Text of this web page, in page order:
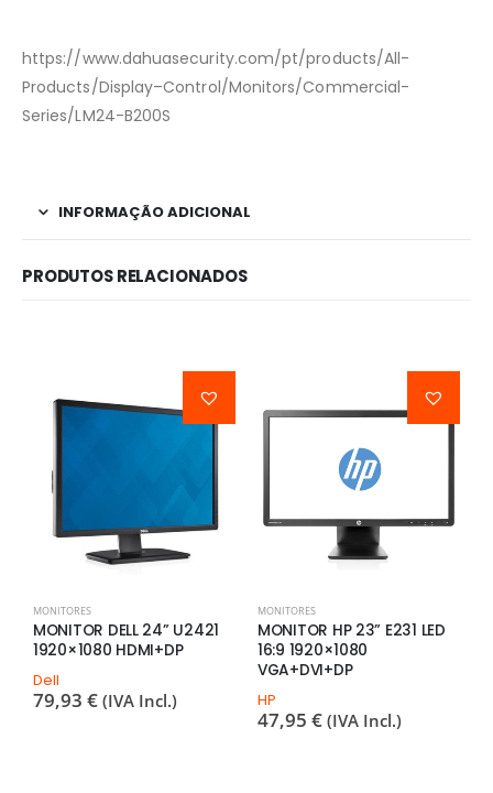
https://www.dahuasecurity.com/pt/products/All-
Products/Display–Control/Monitors/Commercial-
Series/LM24-B200S
INFORMAÇÃO ADICIONAL
PRODUTOS RELACIONADOS
MONITORES
MONITOR DELL 24” U2421
1920×1080 HDMI+DP
Dell
79,93 € (IVA Incl.)
MONITORES
MONITOR HP 23” E231 LED
16:9 1920×1080
VGA+DVI+DP
HP
47,95 € (IVA Incl.)